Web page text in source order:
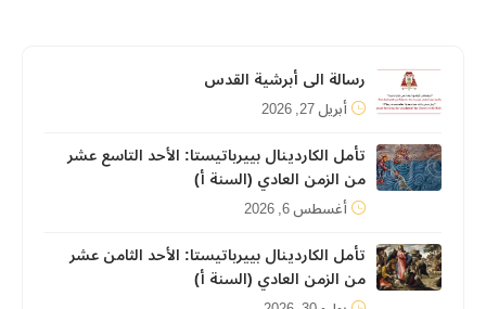
رسالة الى أبرشية القدس
أبريل 27, 2026
تأمل الكاردينال بييرباتيستا: الأحد التاسع عشر
من الزمن العادي (السنة أ)
أغسطس 6, 2026
تأمل الكاردينال بييرباتيستا: الأحد الثامن عشر
من الزمن العادي (السنة أ)